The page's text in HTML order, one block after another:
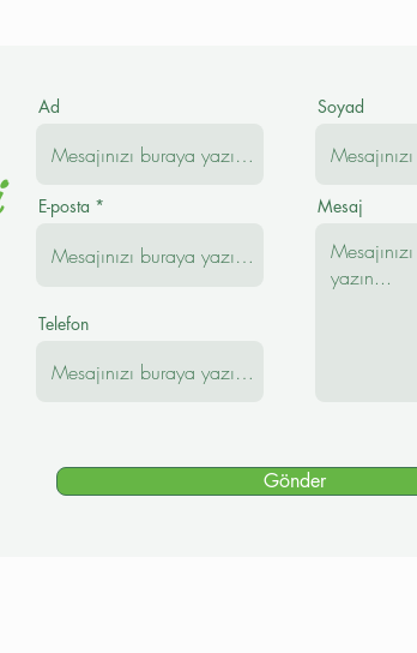
Ad
E-posta
Telefon
Soyad
Mesaj
Gönder